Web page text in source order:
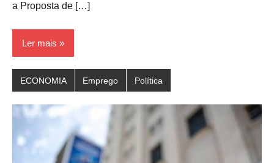
a Proposta de […]
Ler mais
ECONOMIA Emprego Política